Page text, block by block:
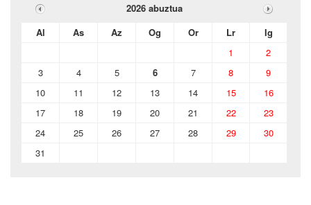
2026 abuztua
Al
As Az Og Or Lr
Ig
1
2
3
4 5 6 7 8
9
10
11 12 13 14 15
16
17
18 19 20 21 22
23
24
25 26 27 28 29
30
31